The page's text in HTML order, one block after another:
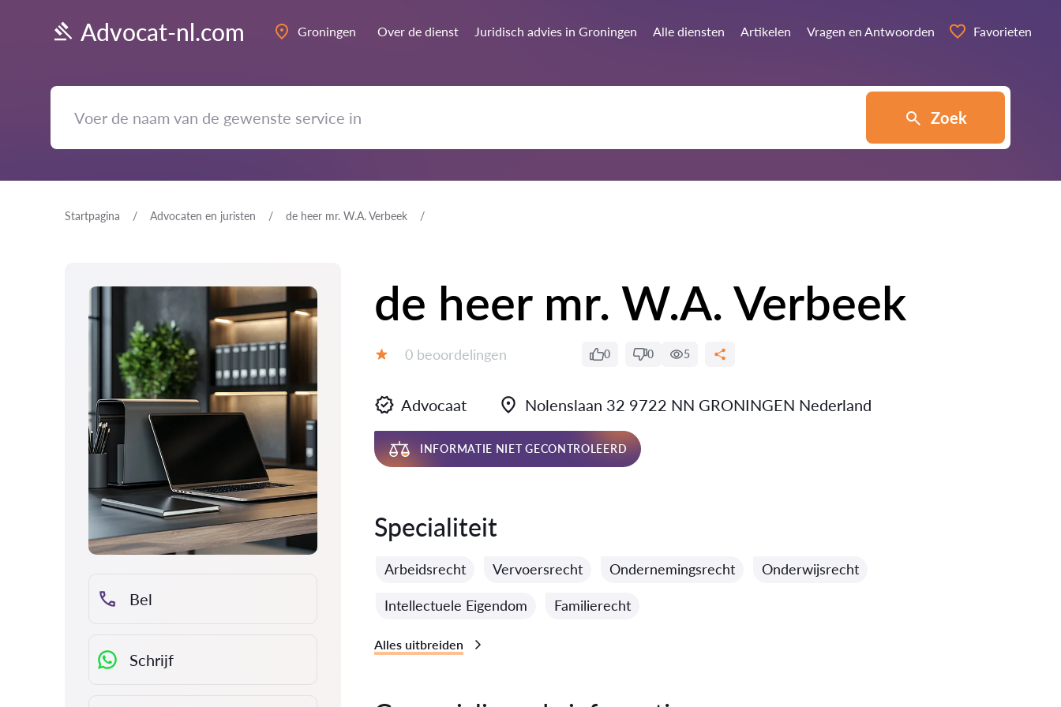
Advocat-nl.com Groningen Over de dienst Juridisch advies in Groningen Alle diensten Artikelen Vragen en Antwoorden Favorieten
Zoek
Startpagina Advocaten en juristen de heer mr. W.A. Verbeek
Bel
Schrijf
de heer mr. W.A. Verbeek
Getuigenissen:
0 beoordelingen 0 0 5
Advocaat Nolenslaan 32 9722 NN GRONINGEN Nederland
INFORMATIE NIET GECONTROLEERD
Specialiteit
Arbeidsrecht Vervoersrecht Ondernemingsrecht Onderwijsrecht
Intellectuele Eigendom Familierecht
Alles uitbreiden